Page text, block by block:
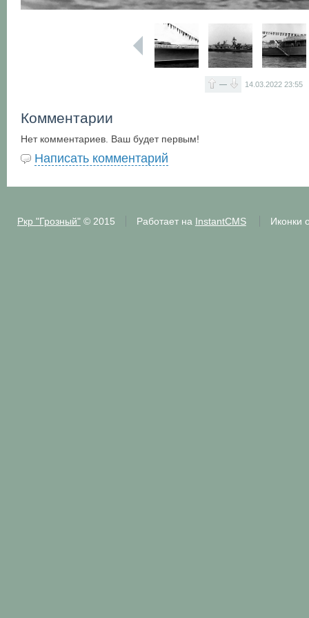
— 14.03.2022 23:55
Комментарии
Нет комментариев. Ваш будет первым!
Написать комментарий
Ркр "Грозный"© 2015 Работает на InstantCMS Иконки